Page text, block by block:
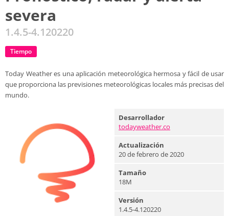
severa
1.4.5-4.120220
Tiempo
Today Weather es una aplicación meteorológica hermosa y fácil de usar
que proporciona las previsiones meteorológicas locales más precisas del
mundo.
Desarrollador
todayweather.co
Actualización
20 de febrero de 2020
Tamaño
18M
Versión
1.4.5-4.120220